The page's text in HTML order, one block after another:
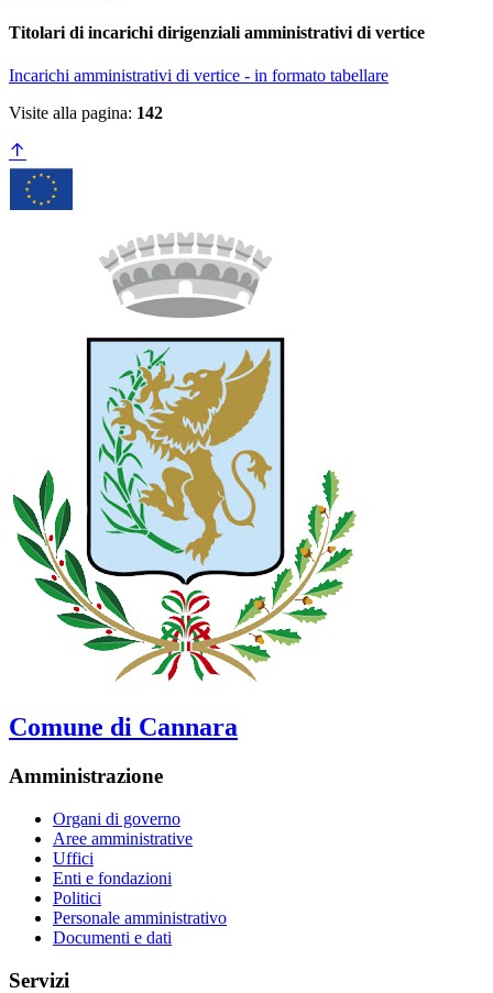
Titolari di incarichi dirigenziali amministrativi di vertice
Incarichi amministrativi di vertice - in formato tabellare
Visite alla pagina: 142
Comune di Cannara
Amministrazione
Organi di governo
Aree amministrative
Uffici
Enti e fondazioni
Politici
Personale amministrativo
Documenti e dati
Servizi